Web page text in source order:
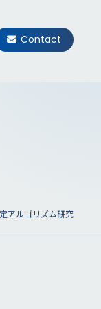
Contact
アルゴリズム研究